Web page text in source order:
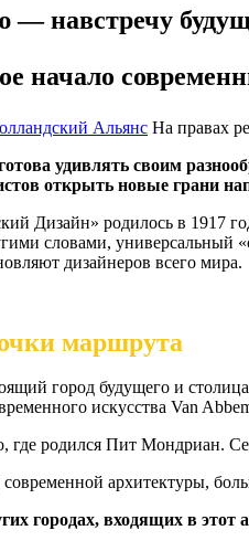
— навстречу
начало
Альянс На правах
удивлять своим
открыть новые грани
Дизайн» родилось в 1917
словами, универсальный
дизайнеров всего мира.
маршрута
город будущего и
искусства Van
где родился Пит Мондриан.
современной архитектуры,
городах, входящих в